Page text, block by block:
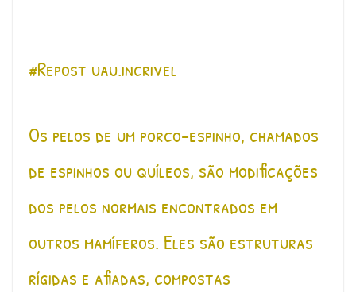
#Repost uau.incrivel
Os pelos de um porco-espinho, chamados
de espinhos ou quíleos, são modificações
dos pelos normais encontrados em
outros mamíferos. Eles são estruturas
rígidas e afiadas, compostas